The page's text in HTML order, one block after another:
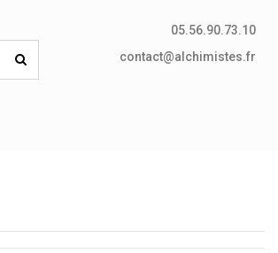
05.56.90.73.10
contact@alchimistes.fr